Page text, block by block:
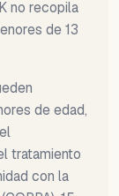
no recopila
de 13
de edad,
tratamiento
con la